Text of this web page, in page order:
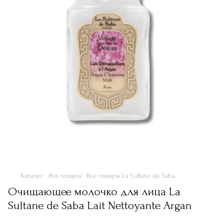
Каталог Все товары Все товары La Sultane de Saba
Очищающее молочко для лица La
Sultane de Saba Lait Nettoyante Argan